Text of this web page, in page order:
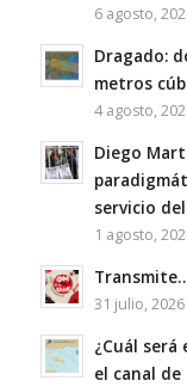
6 agosto,
Dragado:
metros
4 agosto,
Diego
servicio
1 agosto,
31 julio,
¿Cuál
el canal